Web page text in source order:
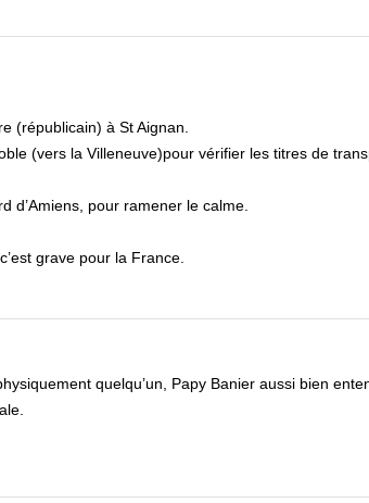
(républicain) à St Aignan.
(vers la Villeneuve)pour vérifier les titres de
d’Amiens, pour ramener le calme.
grave pour la France.
quelqu’un, Papy Banier aussi bien